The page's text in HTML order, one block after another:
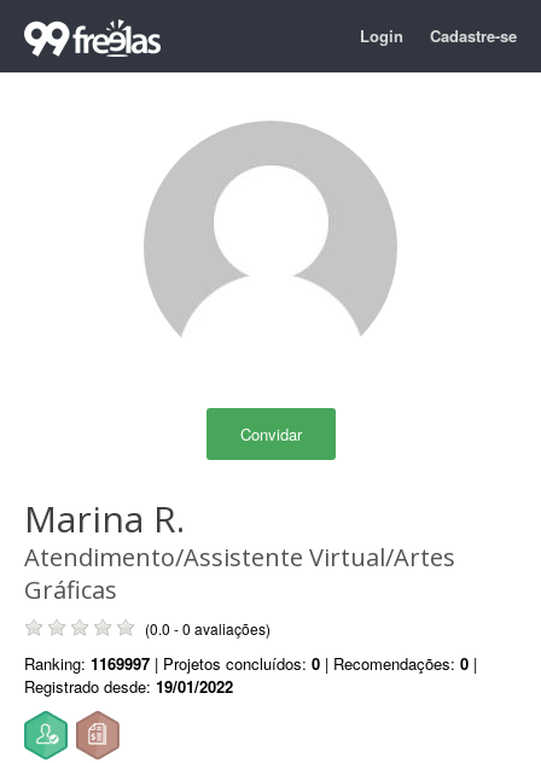
Login Cadastre-se
Convidar
Marina R.
Atendimento/Assistente Virtual/Artes
Gráficas
(0.0 - 0 avaliações)
Ranking: 1169997 | Projetos concluídos: 0 | Recomendações: 0 |
Registrado desde: 19/01/2022